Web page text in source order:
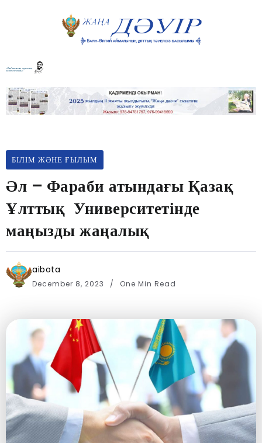
БІЛІМ ЖӘНЕ ҒЫЛЫМ
Әл – Фараби атындағы Қазақ
Ұлттық Университетінде
маңызды жаңалық
aibota
December 8, 2023 One Min Read